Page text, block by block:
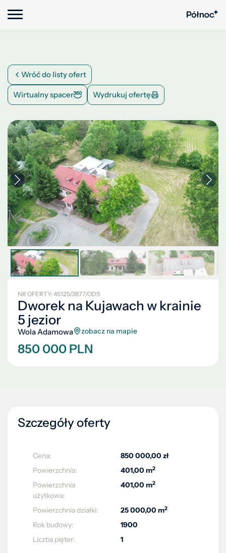
Wróć do listy ofert
Wirtualny spacer Wydrukuj ofertę
NR OFERTY: 45125/3877/ODS
Dworek na Kujawach w krainie
5 jezior
Wola Adamowa zobacz na mapie
850 000 PLN
Szczegóły oferty
Cena:
850 000,00 zł
Powierzchnia:
401,00 m2
Powierzchnia
użytkowa:
401,00 m2
Powierzchnia działki: 25 000,00 m2
Rok budowy:
1900
Liczba pięter:
1